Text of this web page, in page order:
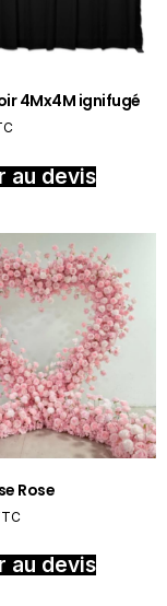
4Mx4M ignifugé
au devis
Rose
au devis